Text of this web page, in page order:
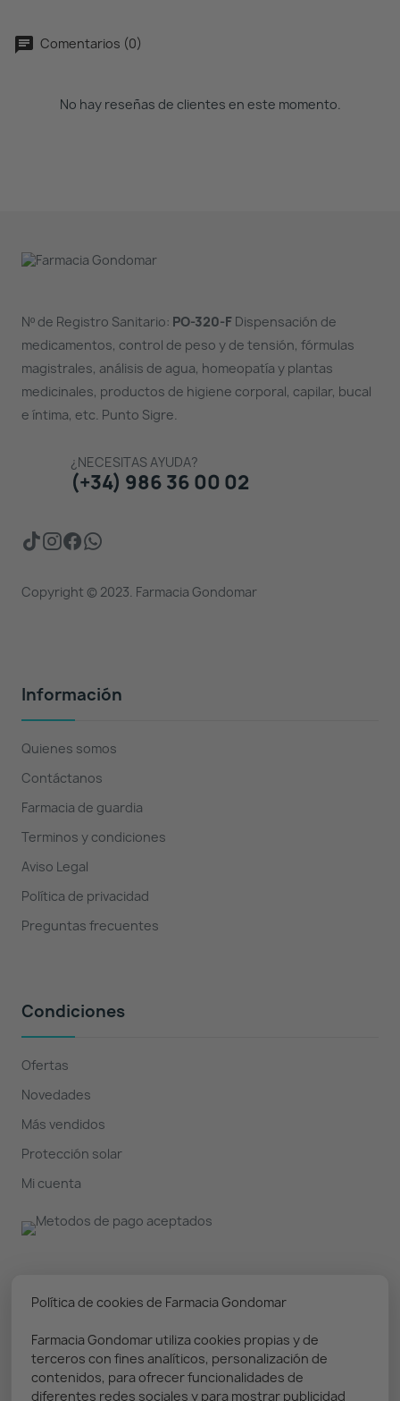
Comentarios (0)
No hay reseñas de clientes en este momento.
Nº de Registro Sanitario: PO-320-FDispensación de
medicamentos, control de peso y de tensión, fórmulas
magistrales, análisis de agua, homeopatía y plantas
medicinales, productos de higiene corporal, capilar, bucal
e íntima, etc. Punto Sigre.
¿NECESITAS AYUDA?
(+34) 986 36 00 02
Copyright © 2023. Farmacia Gondomar
Información
Quienes somos
Contáctanos
Farmacia de guardia
Terminos y condiciones
Aviso Legal
Política de privacidad
Preguntas frecuentes
Condiciones
Ofertas
Novedades
Más vendidos
Protección solar
Mi cuenta
Nuestro boletín
Puedes darte de baja en cualquier momento. Prometemos
solo enviar información relevante
Política de cookies de Farmacia Gondomar
Farmacia Gondomar utiliza cookies propias y de
terceros con fines analíticos, personalización de
contenidos, para ofrecer funcionalidades de
diferentes redes sociales y para mostrar publicidad